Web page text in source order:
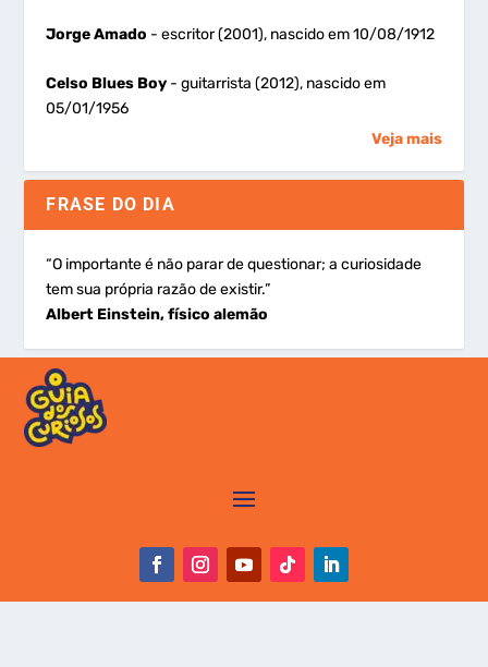
Jorge Amado - escritor (2001), nascido em 10/08/1912
Celso Blues Boy - guitarrista (2012), nascido em
05/01/1956
Veja mais
FRASE DO DIA
“O importante é não parar de questionar; a curiosidade
tem sua própria razão de existir.”
Albert Einstein, físico alemão